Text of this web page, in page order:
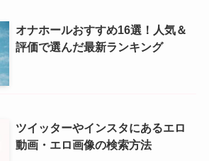
オナホールおすすめ16選！人気＆
評価で選んだ最新ランキング
ツイッターやインスタにあるエロ
動画・エロ画像の検索方法